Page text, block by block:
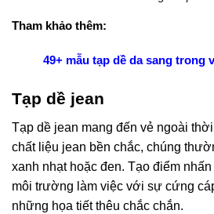
Tham khảo thêm:
49+ mẫu tạp dề da sang trong
Tạp dề jean
Tạp dề jean mang đến vẻ ngoài
chất liệu jean bền chắc, chúng
xanh nhạt hoặc đen. Tạo điểm
môi trường làm việc với sự cứng
những họa tiết thêu chắc chắn.